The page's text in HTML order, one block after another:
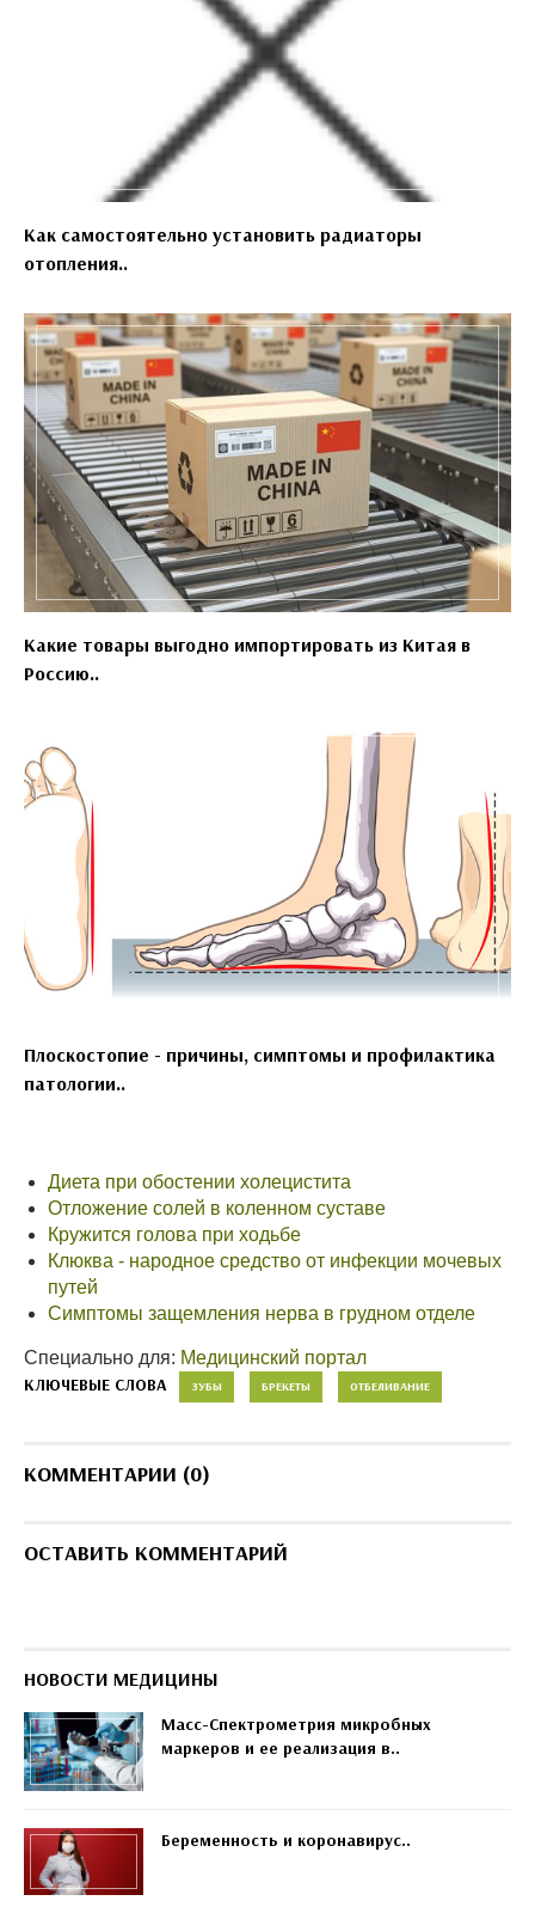
Как самостоятельно установить радиаторы
отопления..
Какие товары выгодно импортировать из Китая в
Россию..
Плоскостопие - причины, симптомы и профилактика
патологии..
Диета при обостении холецистита
Отложение солей в коленном суставе
Кружится голова при ходьбе
Клюква - народное средство от инфекции мочевых
путей
Симптомы защемления нерва в грудном отделе
Специально для: Медицинский портал
КЛЮЧЕВЫЕ СЛОВА ЗУБЫ БРЕКЕТЫ ОТБЕЛИВАНИЕ
КОММЕНТАРИИ (0)
ОСТАВИТЬ КОММЕНТАРИЙ
НОВОСТИ МЕДИЦИНЫ
Масс-Спектрометрия микробных
маркеров и ее реализация в..
Беременность и коронавирус..